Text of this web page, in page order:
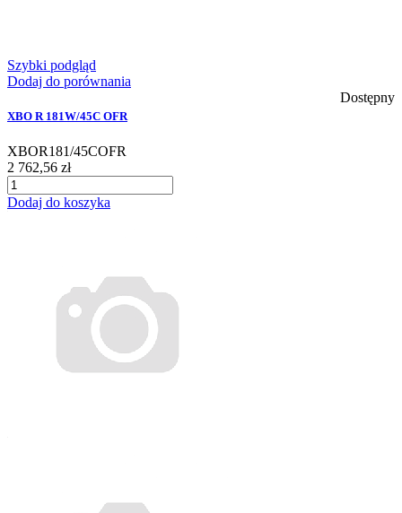
Szybki podgląd
Dodaj do porównania
Dostępny
XBO R 181W/45C OFR
XBOR181/45COFR
2 762,56 zł
Dodaj do koszyka